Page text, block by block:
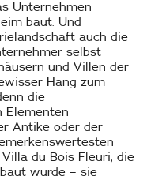
Unternehmen
baut. Und
auch die
selbst
und Villen der
Hang zum
die
Elementen
Antike oder der
du Bois Fleuri, die
wurde – sie